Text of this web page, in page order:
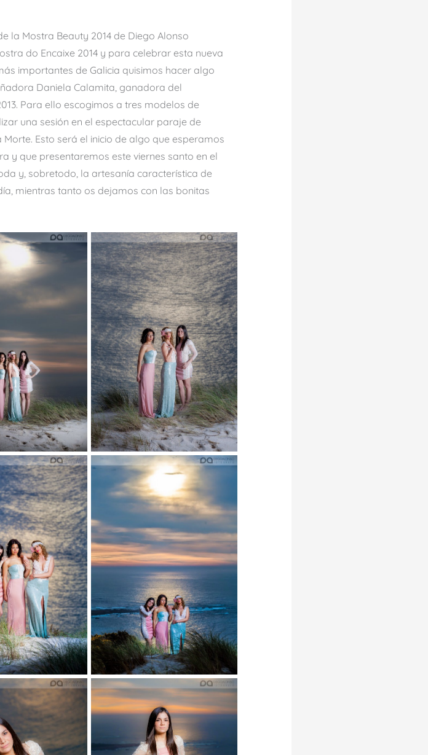
la Mostra Beauty 2014 de Diego Alonso
do Encaixe 2014 y para celebrar esta nueva
importantes de Galicia quisimos hacer algo
Daniela Calamita, ganadora del
Para ello escogimos a tres modelos de
una sesión en el espectacular paraje de
Esto será el inicio de algo que esperamos
y que presentaremos este viernes santo en el
y, sobretodo, la artesanía característica de
mientras tanto os dejamos con las bonitas